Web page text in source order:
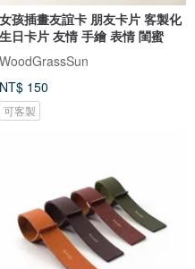
女孩插畫友誼卡 朋友卡片 客製化
生日卡片 友情 手繪 表情 閨蜜
WoodGrassSun
NT$ 150
可客製